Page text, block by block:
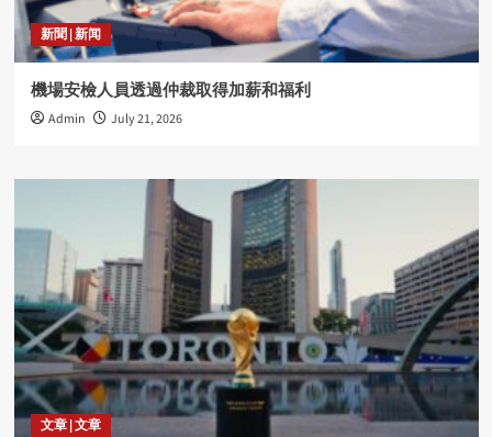
新聞 | 新闻
機場安檢人員透過仲裁取得加薪和福利
Admin July 21, 2026
文章 | 文章